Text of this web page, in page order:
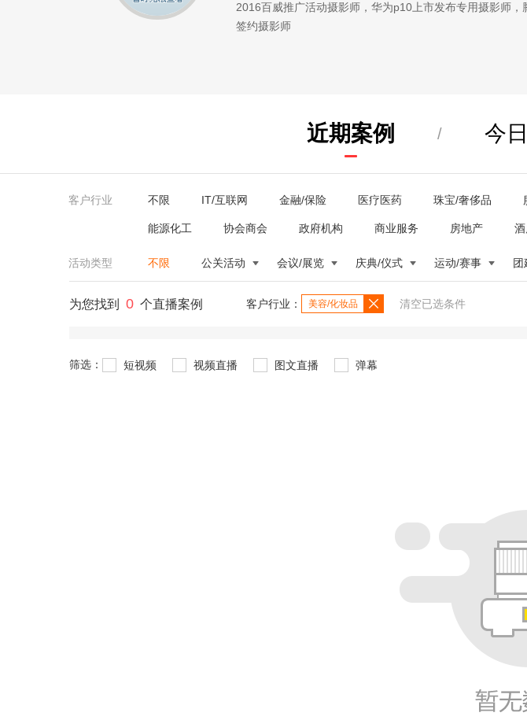
2016百威推广活动摄影师，华为p10上市发布专用摄影师
签约摄影师
近期案例 / 今
客户行业 不限 IT/互联网 金融/保险 医疗医药 珠宝/奢侈品
能源化工 协会商会 政府机构 商业服务 房地产
活动类型 不限 公关活动 会议/展览 庆典/仪式 运动/赛事 团
为您找到 0 个直播案例 客户行业： 美容/化妆品 清空已选条件
筛选： 短视频 视频直播 图文直播 弹幕